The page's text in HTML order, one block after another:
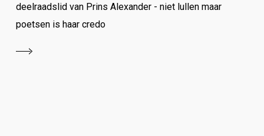
deelraadslid van Prins Alexander - niet lullen maar
poetsen is haar credo